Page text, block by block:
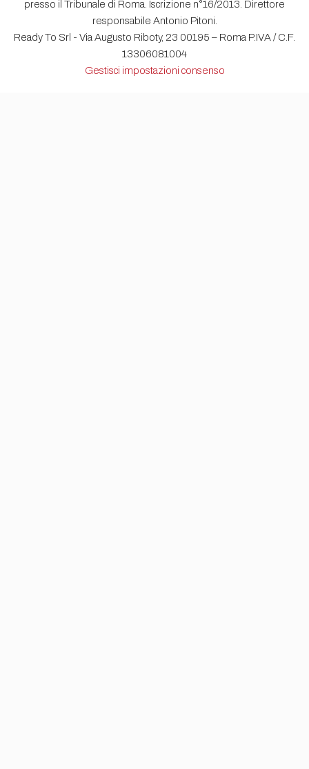
presso il Tribunale di Roma. Iscrizione n°16/2013. Direttore
responsabile Antonio Pitoni.
Ready To Srl - Via Augusto Riboty, 23 00195 – Roma P.IVA / C.F.
13306081004
Gestisci impostazioni consenso